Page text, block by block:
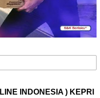
INDONESIA ) KEPRI